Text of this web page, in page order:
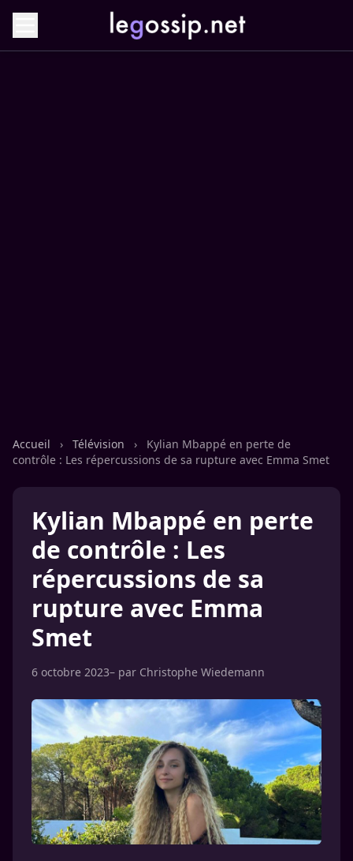
Accueil › Télévision ›
Kylian Mbappé en perte de
contrôle : Les répercussions de sa rupture avec Emma Smet
Kylian Mbappé en perte
de contrôle : Les
répercussions de sa
rupture avec Emma
Smet
6 octobre 2023– par Christophe Wiedemann